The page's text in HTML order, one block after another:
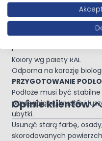
Preparat
Odporna na promienie
Nie zawiera
Do wnętrz i na zewnątrz
Nie blaknie, trwały kolor
Kolory wg palety RAL
Odporna na korozję
PRZYGOTOWANIE
Podłoże musi być
przylegające, kruche i
ubytki.
Usunąć starą farbę,
skorodowanych
Opinie klientów